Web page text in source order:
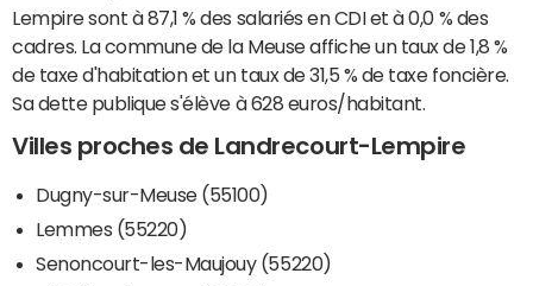
Lempire sont à 87,1 % des salariés en CDI et à 0,0 % des
cadres. La commune de la Meuse affiche un taux de 1,8 %
de taxe d'habitation et un taux de 31,5 % de taxe foncière.
Sa dette publique s'élève à 628 euros/habitant.
Villes proches de Landrecourt-Lempire
Dugny-sur-Meuse (55100)
Lemmes (55220)
Senoncourt-les-Maujouy (55220)